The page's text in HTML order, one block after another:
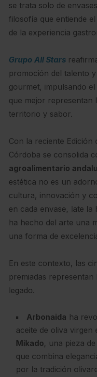
se trata solo de
filosofía que entiende
de la experiencia
Grupo All Stars
promoción del talento
gourmet, impulsando
que mejor representan
territorio y sabor.
Con la reciente Edición
Córdoba se consolida
agroalimentario
estética no es un
cultura, innovación y
en cada envase, late
ha hecho del arte una
una forma de
En este contexto, las
premiadas
legado.
Arbonaida ha
aceite de oliva
Mikado, una pieza
que combina
por la tradición